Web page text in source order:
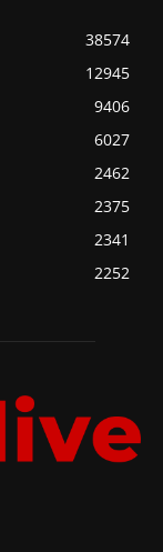
38574
12945
9406
6027
2462
2375
2341
2252